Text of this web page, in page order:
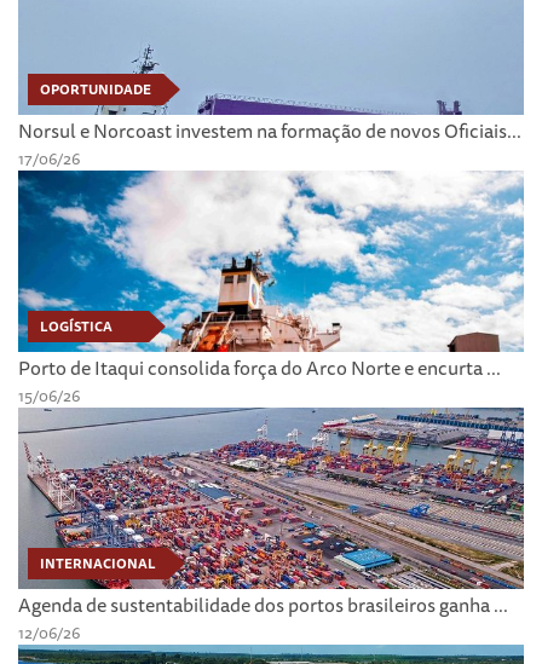
OPORTUNIDADE
Norsul e Norcoast investem na formação de novos Oficiais...
17/06/26
LOGÍSTICA
Porto de Itaqui consolida força do Arco Norte e encurta ...
15/06/26
INTERNACIONAL
Agenda de sustentabilidade dos portos brasileiros ganha ...
12/06/26